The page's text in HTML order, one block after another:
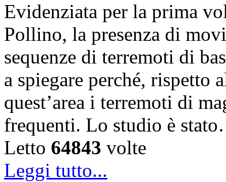
Evidenziata per la prima
Pollino, la presenza di
sequenze di terremoti di
a spiegare perché, rispetto
quest’area i terremoti di
frequenti. Lo studio è
Letto 64843 volte
Leggi tutto...